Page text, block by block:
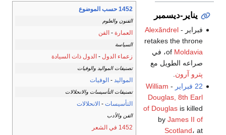
1452 حسب الموضوع
الفنون والعلوم
العمارة - الفن
السياسة
زعماء الدول - الدول ذات السيادة
تصنيفات المواليد والوفيات
المواليد - الوفيات
تصنيفات التأسيسات والانحلالات
التأسيسات - الانحلالات
الفن والأدب
1452 في الشعر
يناير-ديسمبر
فبراير -Alexăndrel
retakes the throne
of Moldavia
، في
صراعه الطويل مع
پترو آرون
22 فبراير
-
William
Douglas, 8th Earl
of Douglasis killed
by James II of
Scotland، at